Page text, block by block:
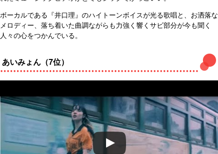
ボーカルである『井口理』のハイトーンボイスが光る歌唱と、お洒落な
メロディー、落ち着いた曲調ながらも力強く響くサビ部分が今も聞く
人々の心をつかんでいる。
あいみょん（7位）